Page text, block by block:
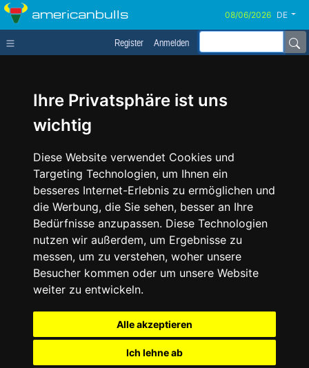
Ihre Privatsphäre ist uns
wichtig
Diese Website verwendet Cookies und
Targeting Technologien, um Ihnen ein
besseres Internet-Erlebnis zu ermöglichen und
die Werbung, die Sie sehen, besser an Ihre
Bedürfnisse anzupassen. Diese Technologien
nutzen wir außerdem, um Ergebnisse zu
messen, um zu verstehen, woher unsere
Besucher kommen oder um unsere Website
weiter zu entwickeln.
Alle akzeptieren
Ich lehne ab
americanbulls DE
Register Anmelden